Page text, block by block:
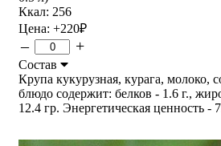
Ккал: 256
Цена: +220₽
– +
Состав
Крупа кукурузная, курага, молоко,
блюдо содержит: белков - 1.6 г.,
12.4 гр. Энергетическая ценность -